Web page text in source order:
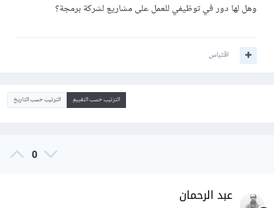
وهل لها دور في توظيفي للعمل على مشاريع لشركة برمجة؟
اقتباس
الترتيب حسب التقييم الترتيب حسب التاريخ
0
عبد الرحمان